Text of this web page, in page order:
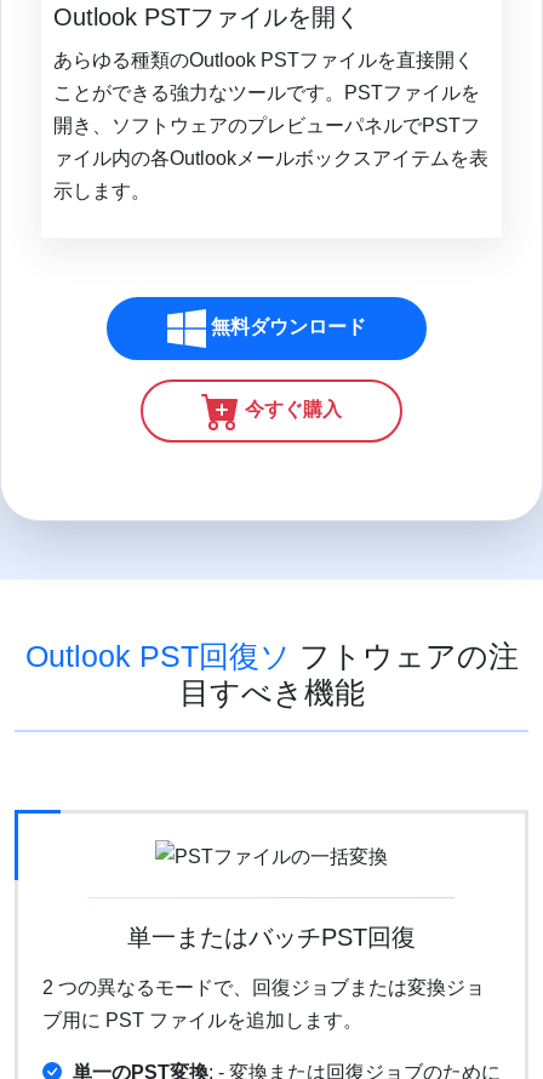
Outlook PSTファイルを開く
あらゆる種類のOutlook PSTファイルを直接開く
ことができる強力なツールです。PSTファイルを
開き、ソフトウェアのプレビューパネルでPSTフ
ァイル内の各Outlookメールボックスアイテムを表
示します。
無料ダウンロード
今すぐ購入
Outlook PST回復ソ フトウェアの注
目すべき機能
単一またはバッチPST回復
2 つの異なるモードで、回復ジョブまたは変換ジョ
ブ用に PST ファイルを追加します。
単一のPST変換: - 変換または回復ジョブのために